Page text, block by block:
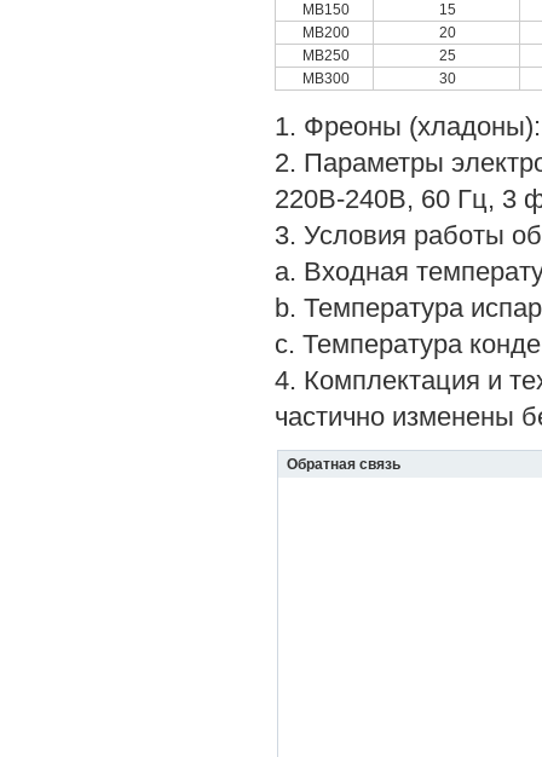
MB150
15
MB200
20
MB250
25
MB300
30
1. Фреоны
2. Параметры
220В-240В, 60 Гц, 3
3. Условия работы
a. Входная
b. Температура
c. Температура
4. Комплектация и
частично изменены
Обратная связь